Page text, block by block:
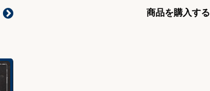
商品を購入する